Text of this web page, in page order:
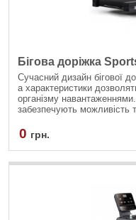
Бігова доріжка
Сучасний дизайн бігової
а характеристики
організму
забезпечують можливість
підготовки. Конструкція
процес зберігання і
0 грн.